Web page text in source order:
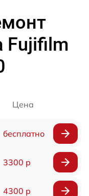
Fujifilm
Цена
бесплатно
3300 р
4300 р